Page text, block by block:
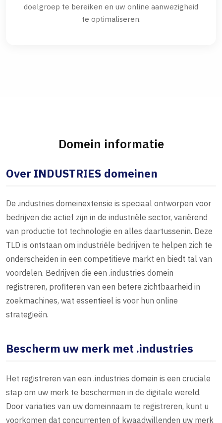
doelgroep te bereiken en uw online aanwezigheid
te optimaliseren.
Domein informatie
Over INDUSTRIES domeinen
De .industries domeinextensie is speciaal ontworpen voor
bedrijven die actief zijn in de industriële sector, variërend
van productie tot technologie en alles daartussenin. Deze
TLD is ontstaan om industriële bedrijven te helpen zich te
onderscheiden in een competitieve markt en biedt tal van
voordelen. Bedrijven die een .industries domein
registreren, profiteren van een betere zichtbaarheid in
zoekmachines, wat essentieel is voor hun online
strategieën.
Bescherm uw merk met .industries
Het registreren van een .industries domein is een cruciale
stap om uw merk te beschermen in de digitale wereld.
Door variaties van uw domeinnaam te registreren, kunt u
voorkomen dat concurrenten of kwaadwillenden uw merk